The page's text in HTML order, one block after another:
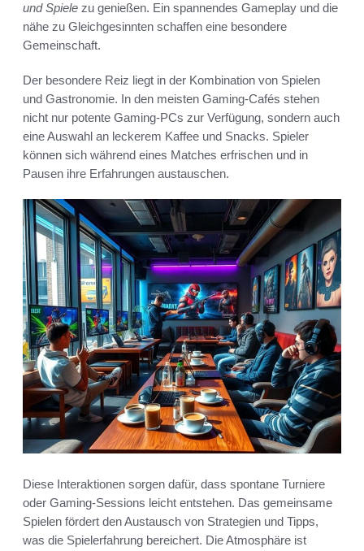
und Spiele zu genießen. Ein spannendes Gameplay und die
nähe zu Gleichgesinnten schaffen eine besondere
Gemeinschaft.
Der besondere Reiz liegt in der Kombination von Spielen
und Gastronomie. In den meisten Gaming-Cafés stehen
nicht nur potente Gaming-PCs zur Verfügung, sondern auch
eine Auswahl an leckerem Kaffee und Snacks. Spieler
können sich während eines Matches erfrischen und in
Pausen ihre Erfahrungen austauschen.
Diese Interaktionen sorgen dafür, dass spontane Turniere
oder Gaming-Sessions leicht entstehen. Das gemeinsame
Spielen fördert den Austausch von Strategien und Tipps,
was die Spielerfahrung bereichert. Die Atmosphäre ist